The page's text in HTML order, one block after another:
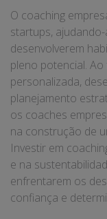
O coaching
startups,
desenvolverem
pleno potencial.
personalizada,
planejamento
os coaches
na construção de
Investir em
e na
enfrentarem os
confiança e